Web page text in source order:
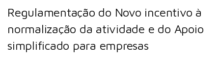
Regulamentação do Novo incentivo à
normalização da atividade e do Apoio
simplificado para empresas